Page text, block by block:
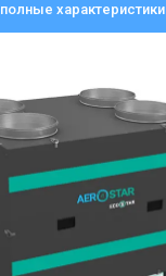
полные характеристики